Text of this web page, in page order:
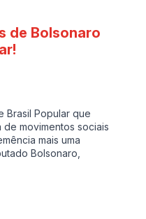
de Bolsonaro
Brasil Popular que
de movimentos sociais
mais uma
Bolsonaro,